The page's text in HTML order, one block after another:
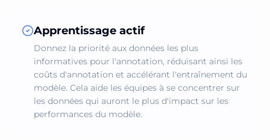
Apprentissage actif
Donnez la priorité aux données les plus
informatives pour l'annotation, réduisant ainsi les
coûts d'annotation et accélérant l'entraînement du
modèle. Cela aide les équipes à se concentrer sur
les données qui auront le plus d'impact sur les
performances du modèle.